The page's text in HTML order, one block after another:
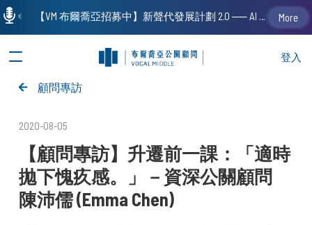
登入
顧問專訪
2020-08-05
【顧問專訪】升遷前一課：「適時
拋下愧疚感。」－資深公關顧問
陳沛儒 (Emma Chen)
【VM 布爾喬亞招募中】新聲代發展計劃 2.0 ── AI PR 人才加速養成計劃（歡迎「應屆畢業生」、「一年以下相關 / 三年以下非相關經驗工作者」申請加入） More